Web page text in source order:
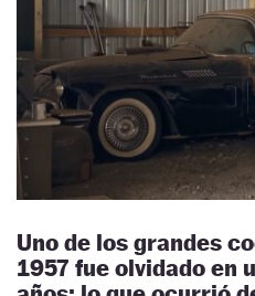
Uno de los grandes
1957 fue olvidado en